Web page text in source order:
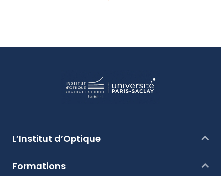
L’Institut d’Optique
Formations